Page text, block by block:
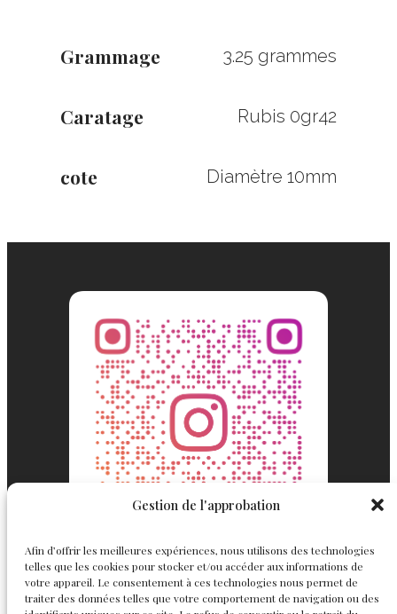
Gestion de l'approbation
Afin d’offrir les meilleures expériences, nous utilisons des technologies
telles que les cookies pour stocker et/ou accéder aux informations de
votre appareil. Le consentement à ces technologies nous permet de
traiter des données telles que votre comportement de navigation ou des
Grammage 3.25 grammes
Caratage Rubis 0gr42
cote Diamètre 10mm